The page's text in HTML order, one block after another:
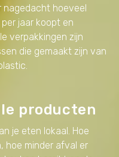
nagedacht hoeveel
jaar koopt en
verpakkingen zijn
die gemaakt zijn van
producten
je eten lokaal. Hoe
hoe minder afval er